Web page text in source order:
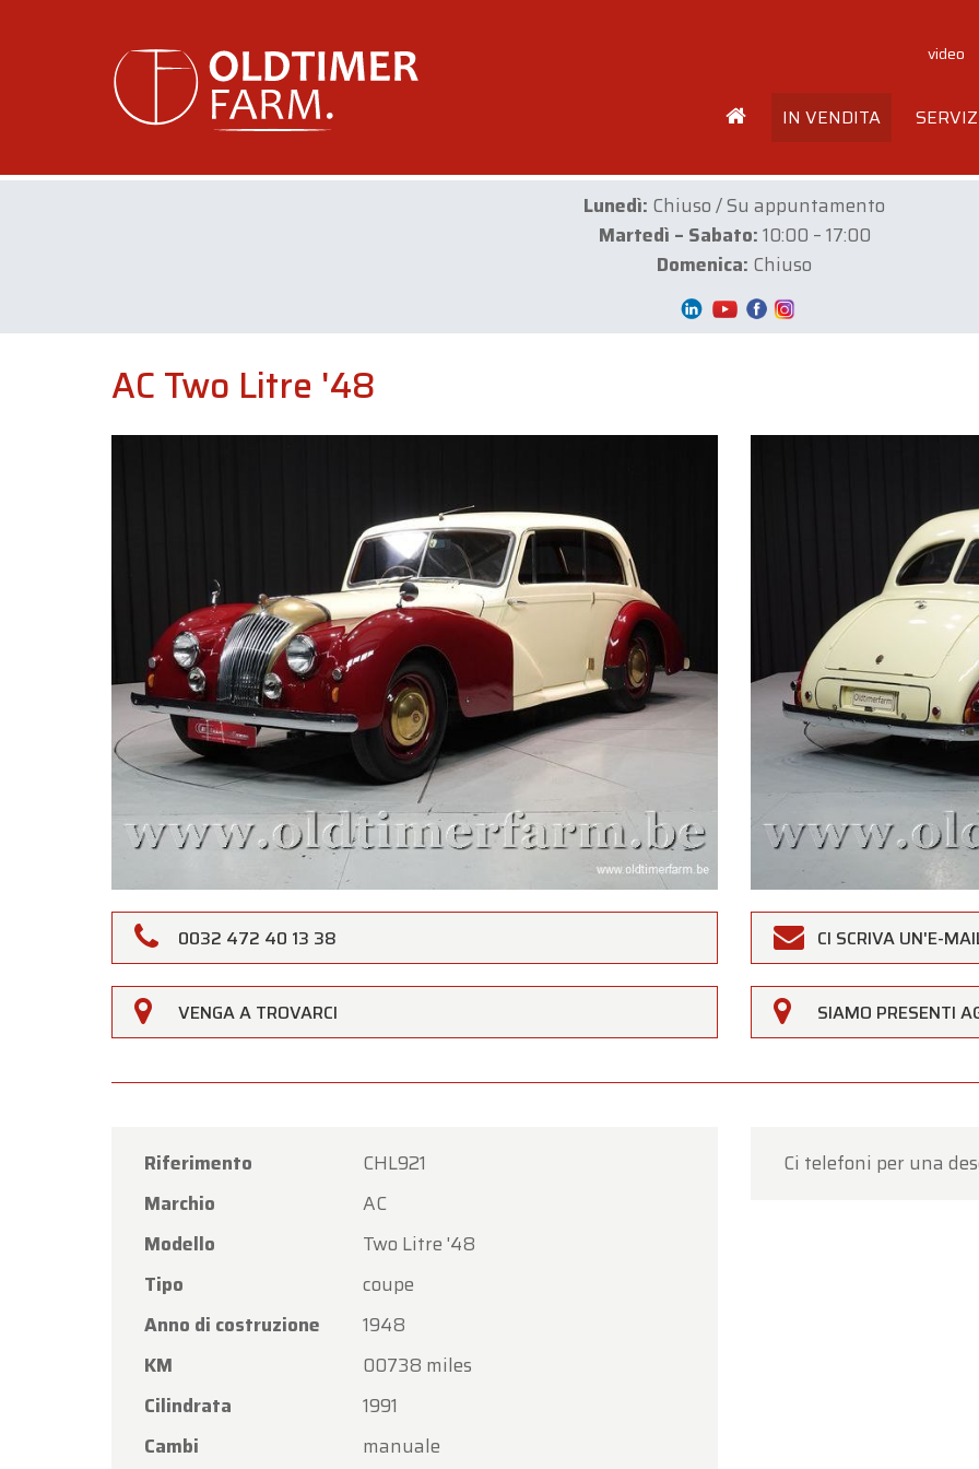
video
IN VENDITA
Lunedì: Chiuso / Su appuntamento
Martedì – Sabato:10:00 – 17:00
Domenica: Chiuso
AC Two Litre '48
0032 472 40 13 38 CI SCRIVA UN'E-
VENGA A TROVARCI SIAMO PRESENTI
Riferimento
CHL921
Marchio
AC
Modello
Two Litre '48
Tipo
coupe
Anno di costruzione
1948
KM
00738 miles
Cilindrata
1991
Cambi
manuale
Ci telefoni per una
Oldtimerfarm
diFerragosto (Assunzione di Maria).
, secondo i consueti orari di apertura.
Grazie per la vostra comprensione. Saremo lieti di accogliervi